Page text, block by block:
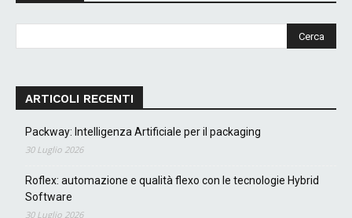
ARTICOLI RECENTI
Packway: Intelligenza Artificiale per il packaging
30 Luglio 2026
Roflex: automazione e qualità flexo con le tecnologie Hybrid
Software
30 Luglio 2026